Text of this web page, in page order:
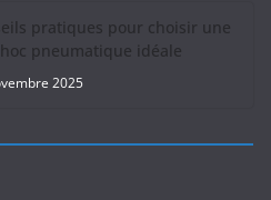
pratiques pour choisir une
pneumatique idéale
2025